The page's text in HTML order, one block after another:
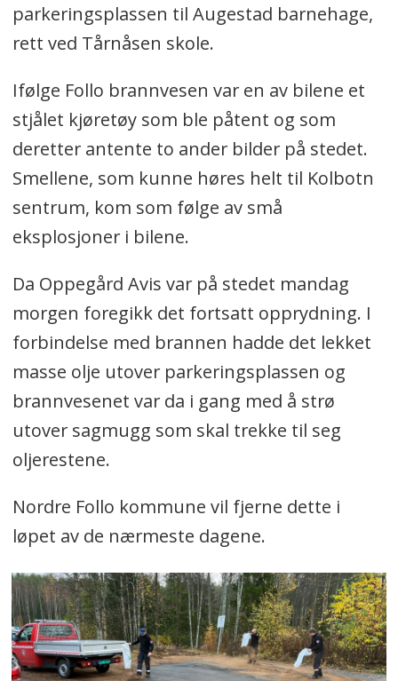
parkeringsplassen til Augestad barnehage,
rett ved Tårnåsen skole.
Ifølge Follo brannvesen var en av bilene et
stjålet kjøretøy som ble påtent og som
deretter antente to ander bilder på stedet.
Smellene, som kunne høres helt til Kolbotn
sentrum, kom som følge av små
eksplosjoner i bilene.
Da Oppegård Avis var på stedet mandag
morgen foregikk det fortsatt opprydning. I
forbindelse med brannen hadde det lekket
masse olje utover parkeringsplassen og
brannvesenet var da i gang med å strø
utover sagmugg som skal trekke til seg
oljerestene.
Nordre Follo kommune vil fjerne dette i
løpet av de nærmeste dagene.